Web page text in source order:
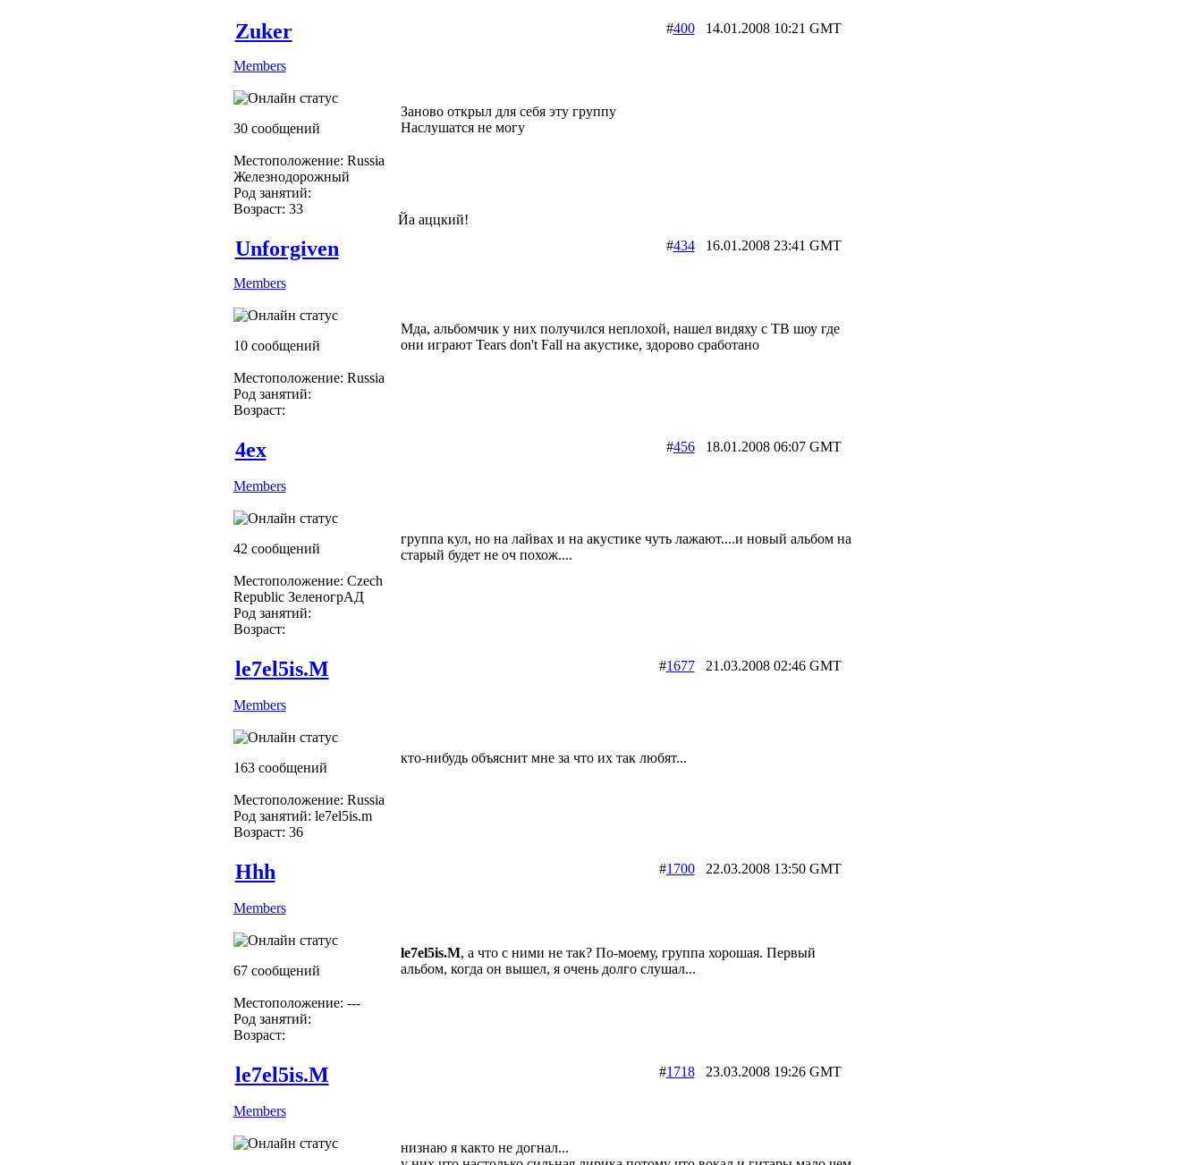
Zuker
Members
30 сообщений
Местоположение: Russia
Железнодорожный
Род занятий:
Возраст: 33
#40014.01.2008 10:21 GMT
Заново открыл для себя эту группу
Наслушатся не могу
Йа аццкий!
Unforgiven
Members
10 сообщений
Местоположение: Russia
Род занятий:
Возраст:
#43416.01.2008 23:41 GMT
Мда, альбомчик у них получился неплохой, нашел видяху с ТВ шоу где
они играют Tears don't Fall на акустике, здорово сработано
4ex
Members
42 сообщений
Местоположение: Czech
Republic ЗеленогрАД
Род занятий:
Возраст:
#45618.01.2008 06:07 GMT
группа кул, но на лайвах и на акустике чуть лажают....и новый альбом на
старый будет не оч похож....
le7el5is.M
Members
163 сообщений
Местоположение: Russia
Род занятий: le7el5is.m
Возраст: 36
#167721.03.2008 02:46 GMT
кто-нибудь объяснит мне за что их так любят...
Hhh
Members
67 сообщений
Местоположение: ---
Род занятий:
Возраст:
#170022.03.2008 13:50 GMT
le7el5is.M, а что с ними не так? По-моему, группа хорошая. Первый
альбом, когда он вышел, я очень долго слушал...
le7el5is.M
Members
#171823.03.2008 19:26 GMT
низнаю я както не догнал...